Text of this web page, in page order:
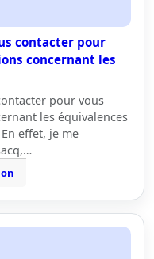
contacter pour
concernant les
pour vous
les équivalences
effet, je me